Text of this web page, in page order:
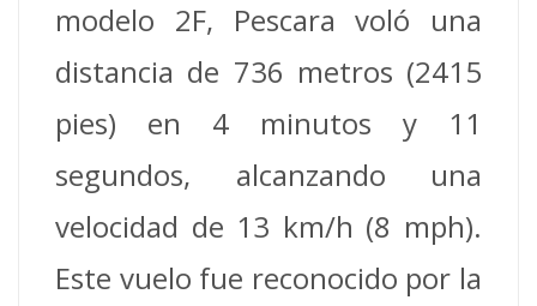
modelo 2F, Pescara voló una
distancia de 736 metros (2415
pies) en 4 minutos y 11
segundos, alcanzando una
velocidad de 13 km/h (8 mph).
Este vuelo fue reconocido por la